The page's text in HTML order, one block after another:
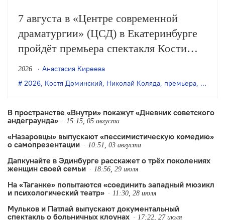
7 августа в «Центре современной
драматургии» (ЦСД) в Екатеринбурге
пройдёт премьера спектакля Кости
Доминского «Симонов и Кузнецов» по
одноимённой пьесе Николая Коляды.
2026
Анастасия Киреева
2026, Костя Доминский, Николай Коляда, премьера,
В пространстве «Внутри» покажут «Дневник советского
андеграунда»
15:15, 05 августа
«Назаровцы» выпускают «пессимистическую комедию»
о самопрезентации
10:51, 03 августа
Дапкунайте в Эдинбурге расскажет о трёх поколениях
женщин своей семьи
18:56, 29 июля
На «Таганке» попытаются «соединить западный мюзикл
и психологический театр»
11:30, 28 июля
Мульков и Патлай выпускают документальный
спектакль о больничных клоунах
17:22, 27 июля